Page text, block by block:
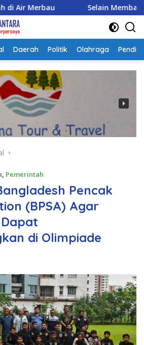
Selain Membangun, TMMD Ke-
Daerah Politik Olahraga
, Pemerintah
Pencak
(BPSA) Agar
di Olimpiade